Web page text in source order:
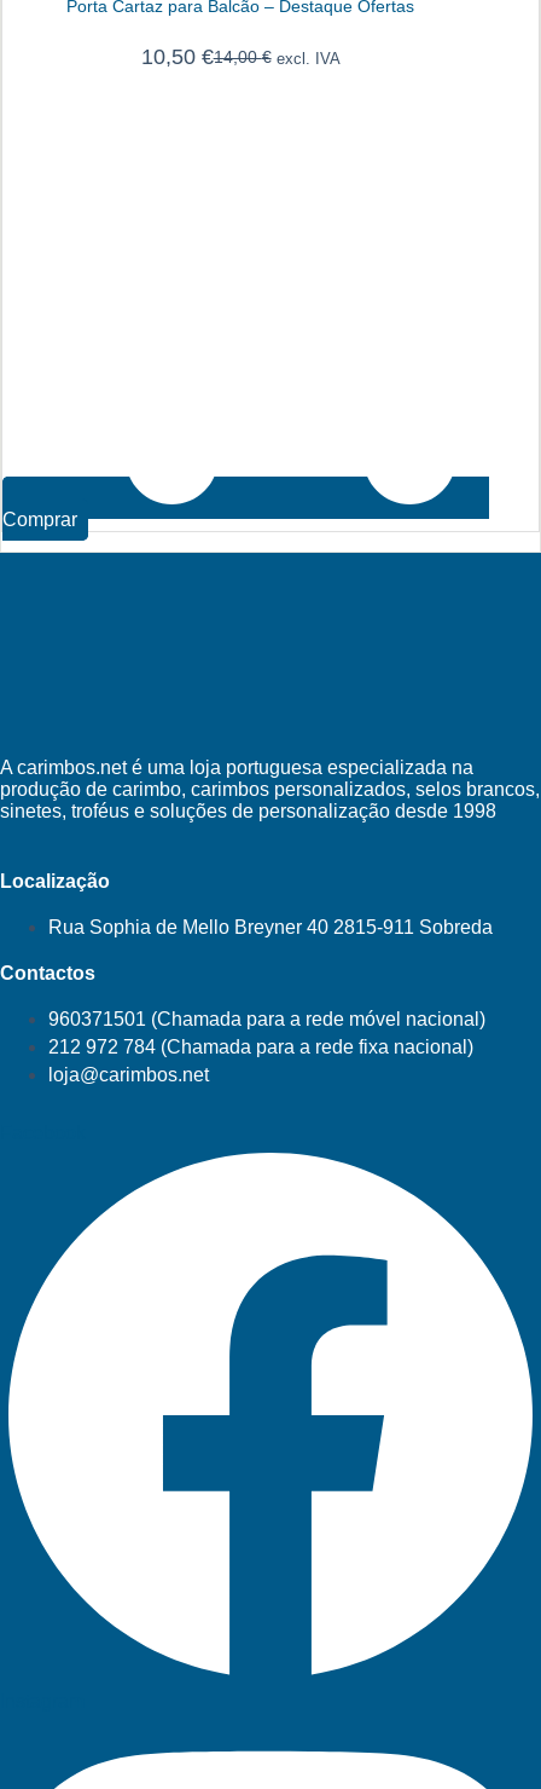
Porta Cartaz para Balcão – Destaque Ofertas
14,00€
O
10,50 €
O
excl. IVA
Comprar
A carimbos.net é uma loja portuguesa especializada na
produção de carimbo, carimbos personalizados, selos brancos,
sinetes, troféus e soluções de personalização desde 1998
Localização
Rua Sophia de Mello Breyner 40 2815-911 Sobreda
Contactos
960371501 (Chamada para a rede móvel nacional)
212 972 784 (Chamada para a rede fixa nacional)
loja@carimbos.net